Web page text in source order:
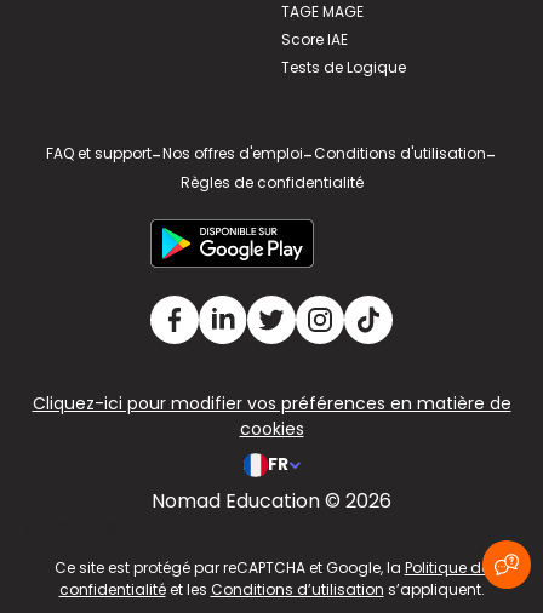
TAGE MAGE
Score IAE
Tests de Logique
FAQ et support-Nos offres d'emploi-Conditions d'utilisation-
Règles de confidentialité
Cliquez-ici pour modifier vos préférences en matière de
cookies
FR
Nomad Education © 2026
Ce site est protégé par reCAPTCHA et Google, la Politique de
confidentialitéet les Conditions d’utilisation s’appliquent.